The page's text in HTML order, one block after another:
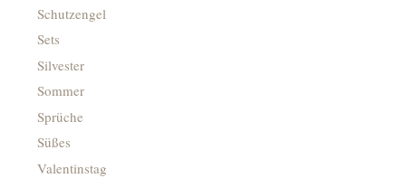
Schutzengel
Sets
Silvester
Sommer
Sprüche
Süßes
Valentinstag